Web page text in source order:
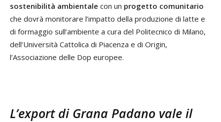
sostenibilità ambientale con un progetto comunitario
che dovrà monitorare l’impatto della produzione di latte e
di formaggio sull’ambiente a cura del Politecnico di Milano,
dell’Università Cattolica di Piacenza e di Origin,
l’Associazione delle Dop europee.
L’export di Grana Padano vale il